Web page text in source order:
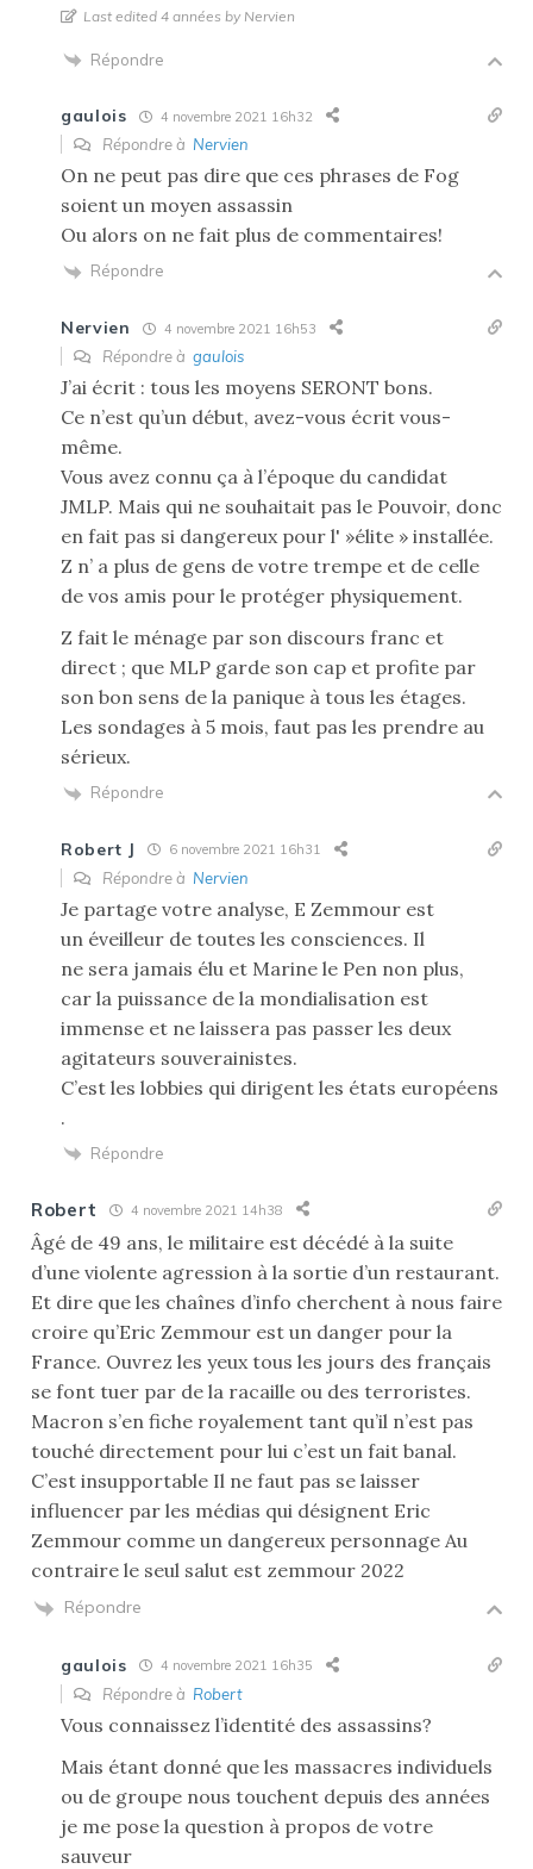
Last edited 4 années by Nervien
Répondre
gaulois 4 novembre 2021 16h32
Répondre à Nervien
On ne peut pas dire que ces phrases de Fog
soient un moyen assassin
Ou alors on ne fait plus de commentaires!
Répondre
Nervien 4 novembre 2021 16h53
Répondre à gaulois
J’ai écrit : tous les moyens SERONT bons.
Ce n’est qu’un début, avez-vous écrit vous-
même.
Vous avez connu ça à l’époque du candidat
JMLP. Mais qui ne souhaitait pas le Pouvoir, donc
en fait pas si dangereux pour l' »élite » installée.
Z n’ a plus de gens de votre trempe et de celle
de vos amis pour le protéger physiquement.
Z fait le ménage par son discours franc et
direct ; que MLP garde son cap et profite par
son bon sens de la panique à tous les étages.
Les sondages à 5 mois, faut pas les prendre au
sérieux.
Répondre
Robert J 6 novembre 2021 16h31
Répondre à Nervien
Je partage votre analyse, E Zemmour est
un éveilleur de toutes les consciences. Il
ne sera jamais élu et Marine le Pen non plus,
car la puissance de la mondialisation est
immense et ne laissera pas passer les deux
agitateurs souverainistes.
C’est les lobbies qui dirigent les états européens
.
Répondre
Robert 4 novembre 2021 14h38
Âgé de 49 ans, le militaire est décédé à la suite
d’une violente agression à la sortie d’un restaurant.
Et dire que les chaînes d’info cherchent à nous faire
croire qu’Eric Zemmour est un danger pour la
France. Ouvrez les yeux tous les jours des français
se font tuer par de la racaille ou des terroristes.
Macron s’en fiche royalement tant qu’il n’est pas
touché directement pour lui c’est un fait banal.
C’est insupportable Il ne faut pas se laisser
influencer par les médias qui désignent Eric
Zemmour comme un dangereux personnage Au
contraire le seul salut est zemmour 2022
Répondre
gaulois 4 novembre 2021 16h35
Répondre à Robert
Vous connaissez l’identité des assassins?
Mais étant donné que les massacres individuels
ou de groupe nous touchent depuis des années
je me pose la question à propos de votre
sauveur